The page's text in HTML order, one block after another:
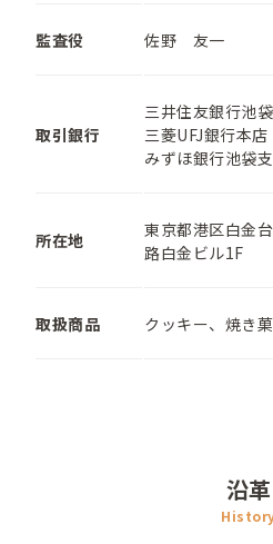
監査役 佐野 友一
取引銀行
三井住友銀行池
三菱UFJ銀行本店
みずほ銀行池袋
所在地
東京都港区白金
路白金ビル1F
取扱商品 クッキー、焼き
沿革